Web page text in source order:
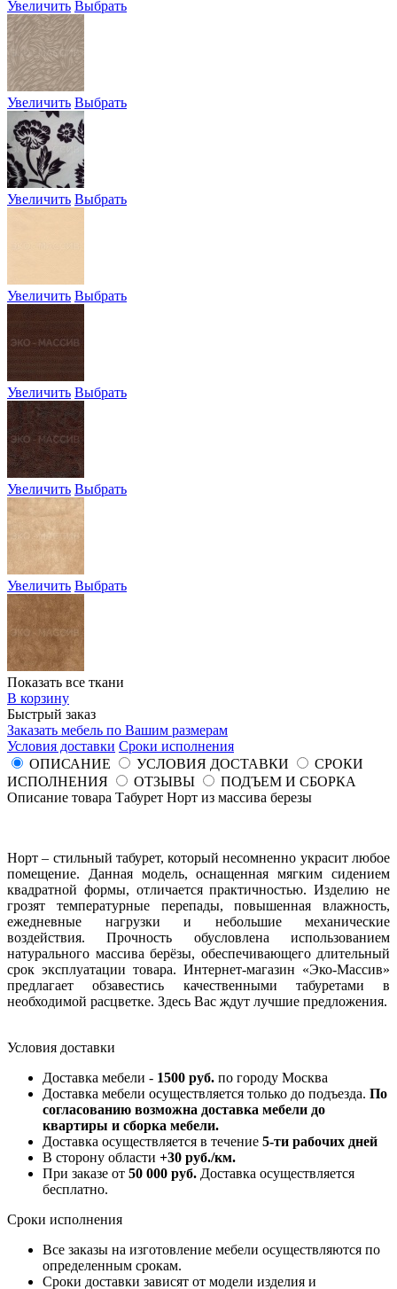
Увеличить Выбрать
Увеличить Выбрать
Увеличить Выбрать
Увеличить Выбрать
Увеличить Выбрать
Увеличить Выбрать
Увеличить Выбрать
Показать все ткани
В корзину
Быстрый заказ
Заказать мебель по Вашим размерам
Условия доставки Сроки исполнения
ОПИСАНИЕ
УСЛОВИЯ ДОСТАВКИ
СРОКИ
ИСПОЛНЕНИЯ
ОТЗЫВЫ
ПОДЪЕМ И СБОРКА
Описание товара Табурет Норт из массива березы
Норт – стильный табурет, который несомненно украсит любое
помещение. Данная модель, оснащенная мягким сидением
квадратной формы, отличается практичностью. Изделию не
грозят температурные перепады, повышенная влажность,
ежедневные нагрузки и небольшие механические
воздействия. Прочность обусловлена использованием
натурального массива берёзы, обеспечивающего длительный
срок эксплуатации товара. Интернет-магазин «Эко-Массив»
предлагает обзавестись качественными табуретами в
необходимой расцветке. Здесь Вас ждут лучшие предложения.
Условия доставки
Доставка мебели - 1500 руб. по городу Москва
Доставка мебели осуществляется только до подъезда. По
согласованию возможна доставка мебели до
квартиры и сборка мебели.
Доставка осуществляется в течение 5-ти рабочих дней
В сторону области +30 руб./км.
При заказе от 50 000 руб. Доставка осуществляется
бесплатно.
Сроки исполнения
Все заказы на изготовление мебели осуществляются по
определенным срокам.
Сроки доставки зависят от модели изделия и